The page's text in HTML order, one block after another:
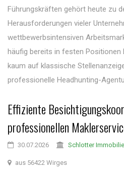
Führungskräften gehört heute zu
Herausforderungen vieler
wettbewerbsintensiven
häufig bereits in festen Positionen
kaum auf klassische
professionelle Headhunting-
Effiziente
professionellen
30.07.2026 Schlotter
aus 56422 Wirges